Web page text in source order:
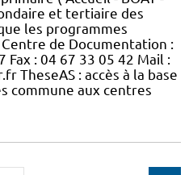
et tertiaire des
les programmes
de Documentation :
Fax : 04 67 33 05 42 Mail :
TheseAS : accès à la base
commune aux centres